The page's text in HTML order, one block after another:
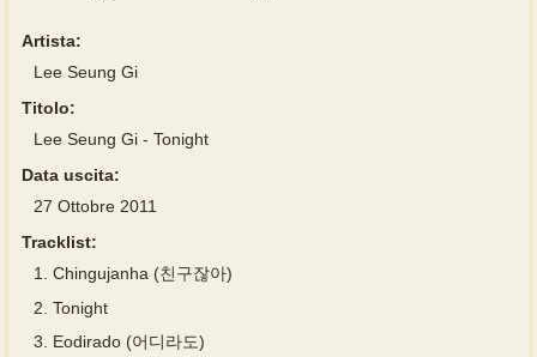
Artista:
Lee Seung Gi
Titolo:
Lee Seung Gi - Tonight
Data uscita:
27 Ottobre 2011
Tracklist:
1.
Chingujanha (친구잖아)
2. Tonight
3.
Eodirado (어디라도)